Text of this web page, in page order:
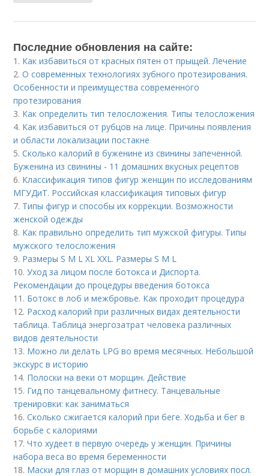
Последние обновления на сайте:
1. Как избавиться от красных пятен от прыщей. Лечение
2.О современных технологиях зубного протезирования.
Особенности и преимущества современного
протезирования
3. Как определить тип телосложения. Типы телосложения
4. Как избавиться от рубцов на лице. Причины появления
и области локализации постакне
5.Сколько калорий в буженине из свинины запеченной.
Буженина из свинины - 11 домашних вкусных рецептов
6. Классификация типов фигур женщин по исследованиям
МГУДиТ. Российская классификация типовых фигур
7. Типы фигур и способы их коррекции. Возможности
женской одежды
8. Как правильно определить тип мужской фигуры. Типы
мужского телосложения
9. Размеры S M L XL XXL. Размеры S M L
10.Уход за лицом после ботокса и Диспорта.
Рекомендации до процедуры введения ботокса
11. Ботокс в лоб и межбровье. Как проходит процедура
12. Расход калорий при различных видах деятельности
таблица. Таблица энергозатрат человека различных
видов деятельности
13. Можно ли делать LPG во время месячных. Небольшой
экскурс в историю
14. Полоски на веки от морщин. Действие
15. Гид по танцевальному фитнесу. Танцевальные
тренировки: как заниматься
16.Сколько сжигается калорий при беге. Ходьба и бег в
борьбе с калориями
17.Что худеет в первую очередь у женщин. Причины
набора веса во время беременности
18. Маски для глаз от морщин в домашних условиях посл.